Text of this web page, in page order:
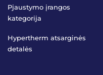
Pjaustymo įrangos
kategorija
Hypertherm atsarginės
detalės